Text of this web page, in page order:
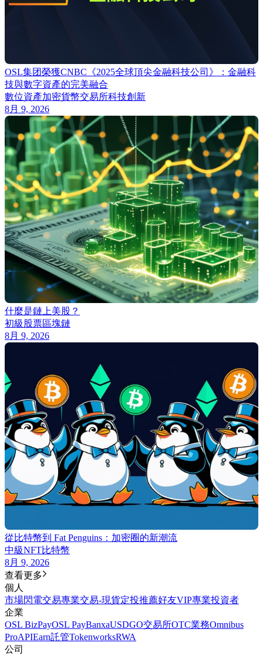
OSL集团榮獲CNBC《2025全球頂尖金融科技公司》：金融科
技與數字資產的完美融合
數位資產加密貨幣交易所科技創新
8月 9, 2026
什麼是鏈上美股？
初級 股票區塊鏈
8月 9, 2026
從比特幣到 Fat Penguins：加密圈的新潮流
中級NFT比特幣
8月 9, 2026
查看更多
個人
市場閃電交易專業交易-現貨定投推薦好友VIP專業投資者
企業
OSL BizPayOSL PayBanxaUSDGO交易所OTC業務Omnibus
ProAPIEarn託管TokenworksRWA
公司